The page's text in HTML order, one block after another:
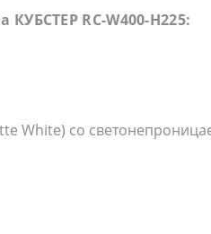
RC-W400-H225:
White) со